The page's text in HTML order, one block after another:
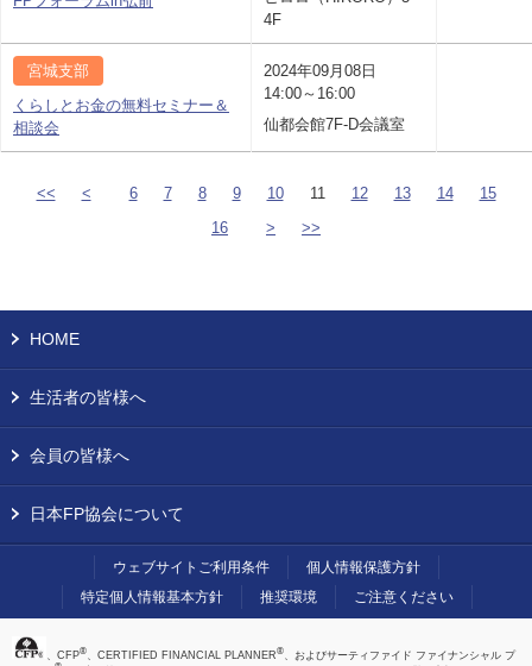
4F
宮城支部
くらしとお金の無料セミナー＆
相談会
2024年09月08日
14:00～16:00
仙都会館7F-D会議室
<< < 6 7 8 9 10 11 12 13 14
15
16
> >>
HOME
生活者の皆様へ
会員の皆様へ
日本FP協会について
ウェブサイトご利用条件
個人情報保護方針
特定個人情報基本方針
推奨環境 ご注意ください
、CFP®、CERTIFIED FINANCIAL PLANNER®、およびサーティファイド ファイナンシャル プ